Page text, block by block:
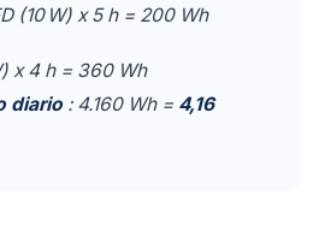
(10 W) x 5 h = 200 Wh
x 4 h = 360 Wh
diario : 4.160 Wh = 4,16